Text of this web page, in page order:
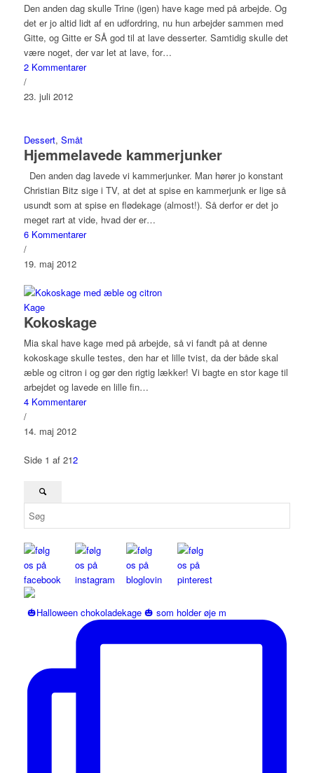
Den anden dag skulle Trine (igen) have kage med på arbejde. Og
det er jo altid lidt af en udfordring, nu hun arbejder sammen med
Gitte, og Gitte er SÅ god til at lave desserter. Samtidig skulle det
være noget, der var let at lave, for…
2 Kommentarer
/
23. juli 2012
Dessert, Småt
Hjemmelavede kammerjunker
Den anden dag lavede vi kammerjunker. Man hører jo konstant
Christian Bitz sige i TV, at det at spise en kammerjunk er lige så
usundt som at spise en flødekage (almost!). Så derfor er det jo
meget rart at vide, hvad der er…
6 Kommentarer
/
19. maj 2012
Kage
Kokoskage
Mia skal have kage med på arbejde, så vi fandt på at denne
kokoskage skulle testes, den har et lille tvist, da der både skal
æble og citron i og gør den rigtig lækker! Vi bagte en stor kage til
arbejdet og lavede en lille fin…
4 Kommentarer
/
14. maj 2012
Side 1 af 212
🎃Halloween chokoladekage 🎃 som holder øje m